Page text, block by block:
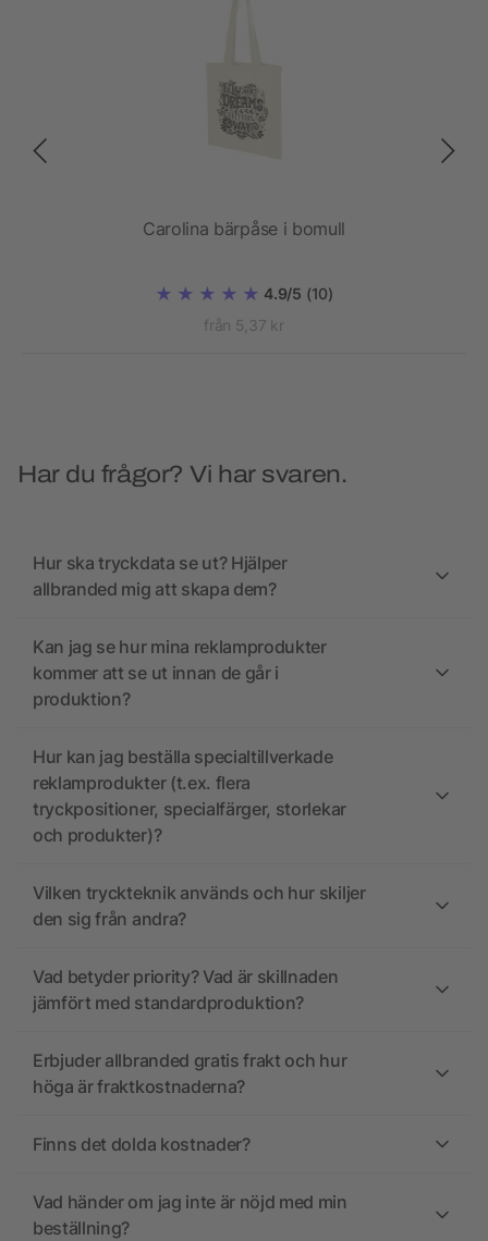
Carolina bärpåse i bomull
4.9/5 (10)
från 5,37 kr
Har du frågor? Vi har svaren.
Hur ska tryckdata se ut? Hjälper
allbranded mig att skapa dem?
Kan jag se hur mina reklamprodukter
kommer att se ut innan de går i
produktion?
Hur kan jag beställa specialtillverkade
reklamprodukter (t.ex. flera
tryckpositioner, specialfärger, storlekar
och produkter)?
Vilken tryckteknik används och hur skiljer
den sig från andra?
Vad betyder priority? Vad är skillnaden
jämfört med standardproduktion?
Erbjuder allbranded gratis frakt och hur
höga är fraktkostnaderna?
Finns det dolda kostnader?
Vad händer om jag inte är nöjd med min
beställning?